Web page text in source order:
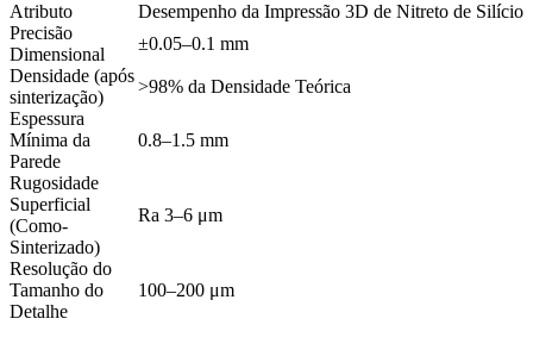
Atributo
Desempenho da Impressão 3D de Nitreto de Silício
Precisão
Dimensional
±0.05–0.1 mm
Densidade (após
sinterização)
>98% da Densidade Teórica
Espessura
Mínima da
Parede
0.8–1.5 mm
Rugosidade
Superficial
(Como-
Sinterizado)
Ra 3–6 μm
Resolução do
Tamanho do
Detalhe
100–200 μm